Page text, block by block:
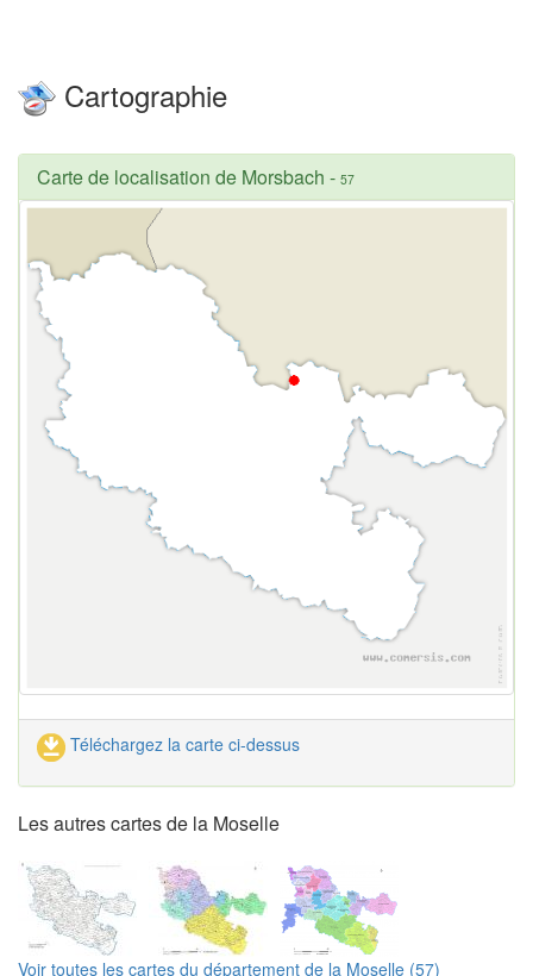
Cartographie
Carte de localisation de Morsbach - 57
Téléchargez la carte ci-dessus
Les autres cartes de la Moselle
Voir toutes les cartes du département de la Moselle (57)